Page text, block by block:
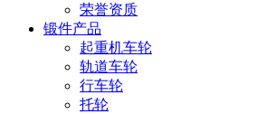
荣誉资质
锻件产品
起重机车轮
轨道车轮
行车轮
托轮